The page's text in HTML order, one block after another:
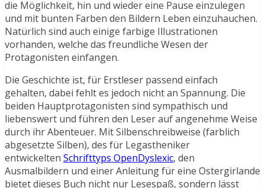
die Möglichkeit, hin und wieder eine Pause einzulegen
und mit bunten Farben den Bildern Leben einzuhauchen.
Natürlich sind auch einige farbige Illustrationen
vorhanden, welche das freundliche Wesen der
Protagonisten einfangen.
Die Geschichte ist, für Erstleser passend einfach
gehalten, dabei fehlt es jedoch nicht an Spannung. Die
beiden Hauptprotagonisten sind sympathisch und
liebenswert und führen den Leser auf angenehme Weise
durch ihr Abenteuer. Mit Silbenschreibweise (farblich
abgesetzte Silben), des für Legastheniker
entwickelten Schrifttyps OpenDyslexic, den
Ausmalbildern und einer Anleitung für eine Ostergirlande
bietet dieses Buch nicht nur Lesespaß, sondern lässt